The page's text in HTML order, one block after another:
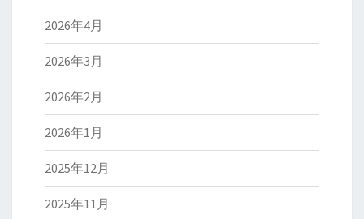
2026年4月
2026年3月
2026年2月
2026年1月
2025年12月
2025年11月